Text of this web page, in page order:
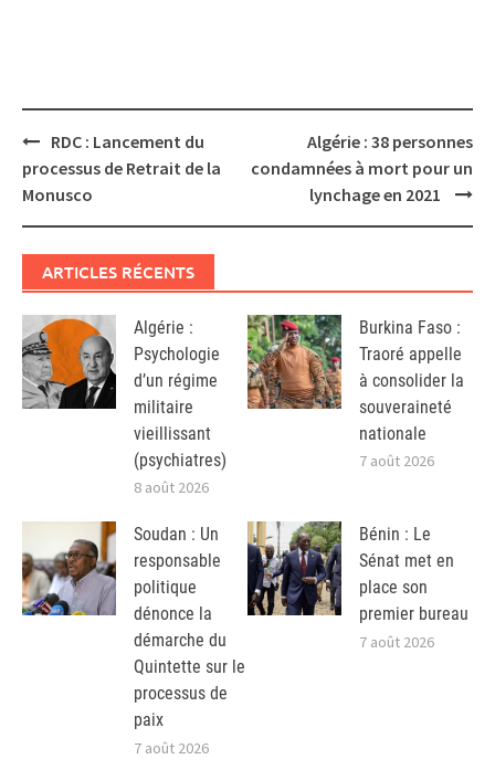
Post
navigation
RDC : Lancement du
processus de Retrait de la
Monusco
Algérie : 38 personnes
condamnées à mort pour un
lynchage en 2021
ARTICLES RÉCENTS
Algérie :
Psychologie
d’un régime
militaire
vieillissant
(psychiatres)
8 août 2026
Burkina Faso :
Traoré appelle
à consolider la
souveraineté
nationale
7 août 2026
Soudan : Un
responsable
politique
dénonce la
démarche du
Quintette sur le
processus de
paix
7 août 2026
Bénin : Le
Sénat met en
place son
premier bureau
7 août 2026